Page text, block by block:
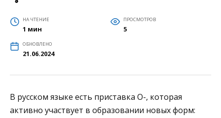
НА ЧТЕНИЕ
1 мин
ПРОСМОТРОВ
5
ОБНОВЛЕНО
21.06.2024
В русском языке есть приставка О-, которая
активно участвует в образовании новых форм: